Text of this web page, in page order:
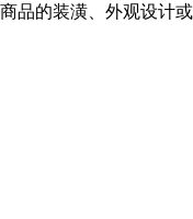
品的装潢、外观设计